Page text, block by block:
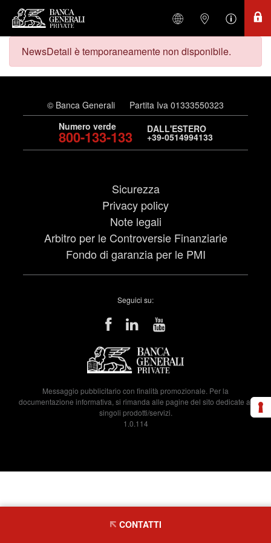
NewsDetail è temporaneamente non disponibile.
© Banca Generali
Partita Iva 01333550323
Numero verde
800-133-133 DALL'ESTERO
+39-0514994133
Sicurezza
Privacy policy
Note legali
Arbitro per le Controversie Finanziarie
Fondo di garanzia per le PMI
Seguici su:
Messaggio pubblicitario con finalità promozionale. Per la
documentazione informativa, si rimanda alle pagine del sito dedicate ai
singoli prodotti/servizi.
1.0.114
CONTATTI